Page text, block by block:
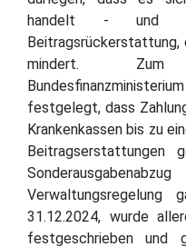
handelt - und
Beitragsrückerstattung,
mindert. Zum
festgelegt, dass
Krankenkassen bis zu
31.12.2024, wurde
festgeschrieben und